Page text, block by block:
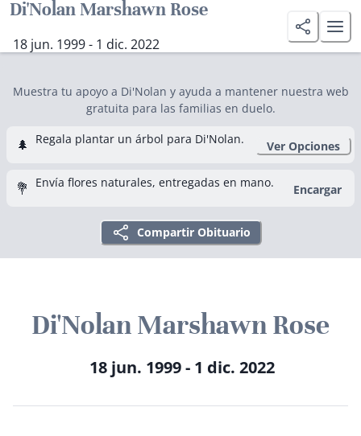
Di'Nolan Marshawn Rose
18 jun. 1999 - 1 dic. 2022
Muestra tu apoyo a Di'Nolan y ayuda a mantener nuestra web
gratuita para las familias en duelo.
🌲 Regala plantar un árbol para Di'Nolan. Ver Opciones
💐 Envía flores naturales, entregadas en mano. Encargar
Compartir Obituario
Di'Nolan Marshawn Rose
18 jun. 1999 - 1 dic. 2022